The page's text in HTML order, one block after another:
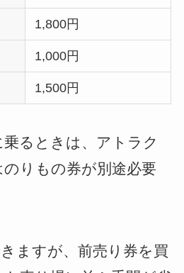
1,800円
1,000円
1,500円
るときは、アトラク
りもの券が別途必要
ますが、前売り券を買